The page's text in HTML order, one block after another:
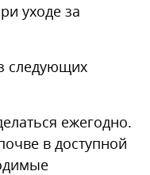
уходе за
следующих
ежегодно.
в доступной